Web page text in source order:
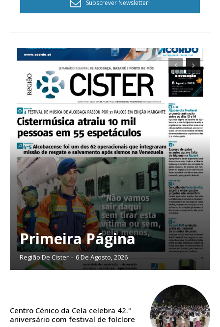
Planos de Assinatura
Faça-se assinante do Região de Cister e ajude-nos a manter este serviço
público!
Sendo assinante terá acesso a todos os conteúdos exclusivos e versões
digitais.
Escolha o plano de assinatura desejado:
ASSINATURA
IMPRESSA
Subscrever Newsletter!
Primeira Página
Região De Cister - 6 De Agosto, 2026
Centro Cénico da Cela celebra 42.º
aniversário com festival de folclore